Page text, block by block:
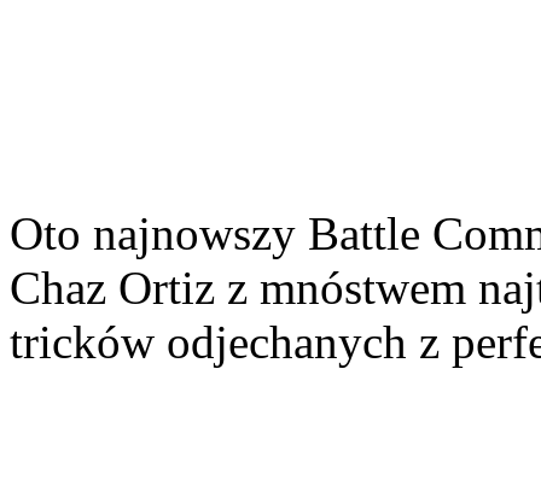
Oto najnowszy Battle
Chaz Ortiz z mnóstwem
tricków odjechanych z